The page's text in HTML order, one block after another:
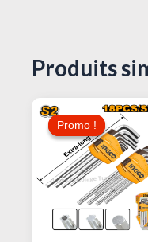
Produits
Promo !
Promo !
Le
Prix
Initial
Était :